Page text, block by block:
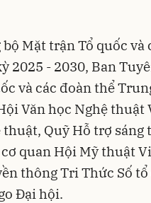
Mặt trận Tổ quốc và
2025 - 2030, Ban
và các đoàn thể
Văn học Nghệ thuật
Quỹ Hỗ trợ sáng
quan Hội Mỹ thuật
thông Tri Thức Số
Đại hội.